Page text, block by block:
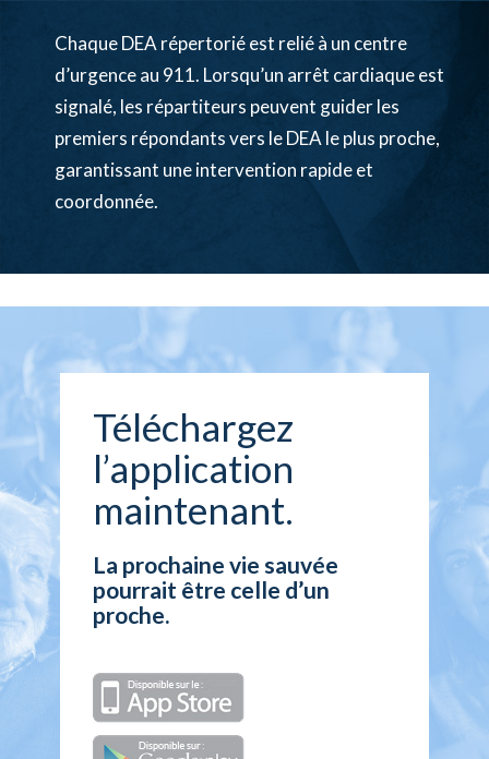
Chaque DEA répertorié est relié à un centre
d’urgence au 911. Lorsqu’un arrêt cardiaque est
signalé, les répartiteurs peuvent guider les
premiers répondants vers le DEA le plus proche,
garantissant une intervention rapide et
coordonnée.
Téléchargez
l’application
maintenant.
La prochaine vie sauvée
pourrait être celle d’un
proche.